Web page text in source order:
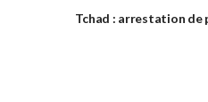
Tchad : arrestation de